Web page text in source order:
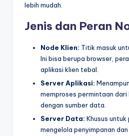
lebih mudah.
Jenis dan Peran
Node Klien: Titik masuk
Ini bisa berupa browser,
aplikasi klien tebal.
Server Aplikasi:
memproses permintaan
dengan sumber data.
Server Data: Khusus
mengelola penyimpanan